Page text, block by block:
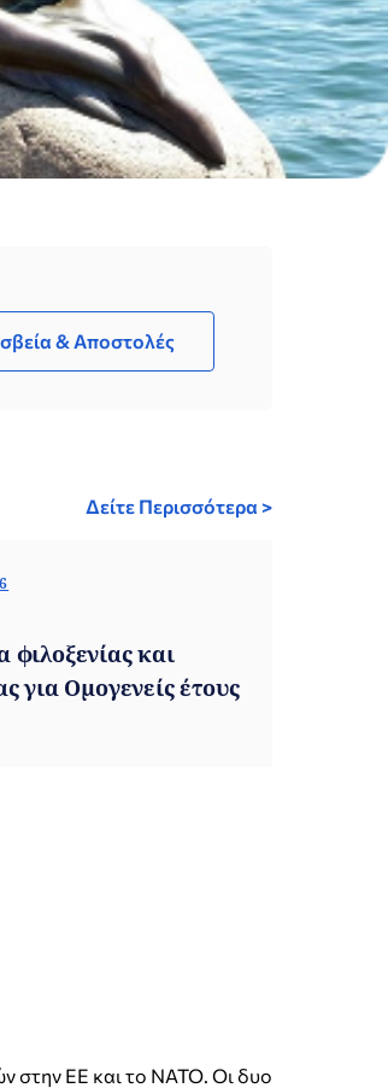
& Αποστολές
Δείτε Περισσότερα >
και
για Ομογενείς έτους
στην ΕΕ και το ΝΑΤΟ. Οι δυο